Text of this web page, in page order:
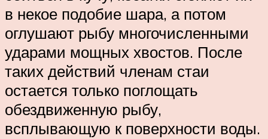
в некое подобие шара, а потом
оглушают рыбу многочисленными
ударами мощных хвостов. После
таких действий членам стаи
остается только поглощать
обездвиженную рыбу,
всплывающую к поверхности воды.